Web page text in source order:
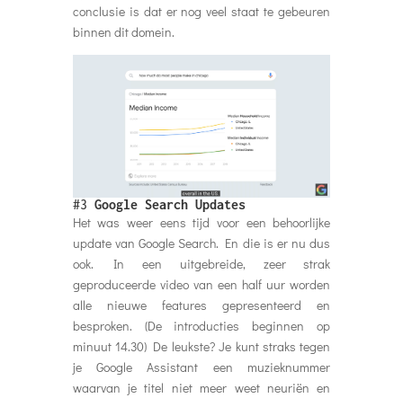
conclusie is dat er nog veel staat te gebeuren
binnen dit domein.
#3 Google Search Updates
Het was weer eens tijd voor een behoorlijke
update van Google Search. En die is er nu dus
ook. In een uitgebreide, zeer strak
geproduceerde video van een half uur worden
alle nieuwe features gepresenteerd en
besproken. (De introducties beginnen op
minuut 14.30) De leukste? Je kunt straks tegen
je Google Assistant een muzieknummer
waarvan je titel niet meer weet neuriën en